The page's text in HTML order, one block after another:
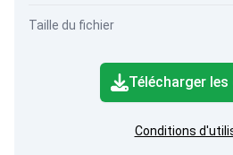
Taille du fichier
Télécharger les
Conditions